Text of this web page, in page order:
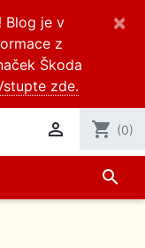
Blog je v
z
Škoda
zde.
×
 shopping_cart (0)
search